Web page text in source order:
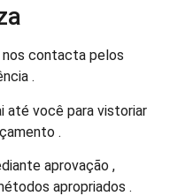
contacta pelos
.
até você para vistoriar
.
aprovação ,
apropriados .